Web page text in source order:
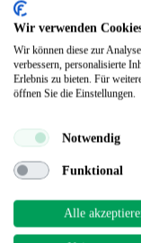
Terrassendielen
Wir verwenden
Wir können diese zur
verbessern, personalisierte
Erlebnis zu bieten. Für
öffnen Sie die Einstellungen.
Notwendig
Funktional
Alle